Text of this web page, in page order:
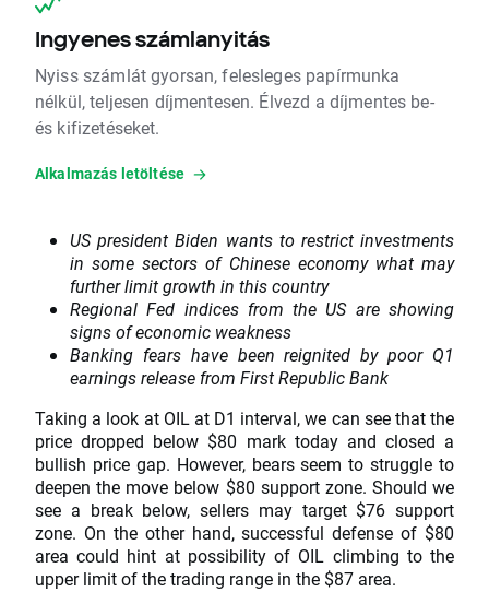
Ingyenes számlanyitás
Nyiss számlát gyorsan, felesleges papírmunka
nélkül, teljesen díjmentesen. Élvezd a díjmentes be-
és kifizetéseket.
Alkalmazás letöltése
US president Biden wants to restrict investments
in some sectors of Chinese economy what may
further limit growth in this country
Regional Fed indices from the US are showing
signs of economic weakness
Banking fears have been reignited by poor Q1
earnings release from First Republic Bank
Taking a look at OIL at D1 interval, we can see that the
price dropped below $80 mark today and closed a
bullish price gap. However, bears seem to struggle to
deepen the move below $80 support zone. Should we
see a break below, sellers may target $76 support
zone. On the other hand, successful defense of $80
area could hint at possibility of OIL climbing to the
upper limit of the trading range in the $87 area.